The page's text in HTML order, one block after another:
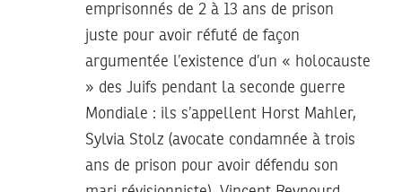
emprisonnés de 2 à 13 ans de prison
juste pour avoir réfuté de façon
argumentée l’existence d’un « holocauste
» des Juifs pendant la seconde guerre
Mondiale : ils s’appellent Horst Mahler,
Sylvia Stolz (avocate condamnée à trois
ans de prison pour avoir défendu son